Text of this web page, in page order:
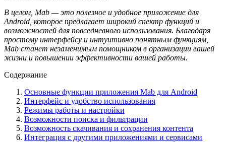
В целом, Mab — это полезное и удобное приложение для
Android, которое предлагает широкий спектр функций и
возможностей для повседневного использования. Благодаря
простому интерфейсу и интуитивно понятным функциям,
Mab станет незаменимым помощником в организации вашей
жизни и повышении эффективности вашей работы.
Содержание
Основные функции приложения Mab для Android
Интерфейс и удобство использования
Режимы работы и настройки
Возможности поиска и фильтрации
Возможность скачивания и сохранения контента
Интеграция с другими приложениями и сервисами